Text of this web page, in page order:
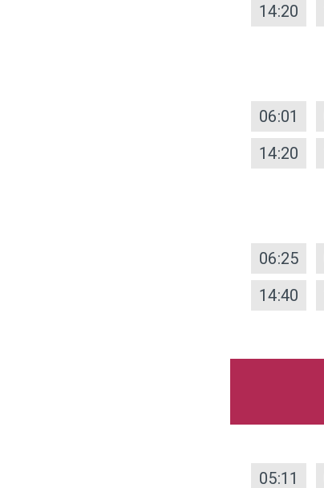
14:20
06:01
14:20
06:25
14:40
05:11